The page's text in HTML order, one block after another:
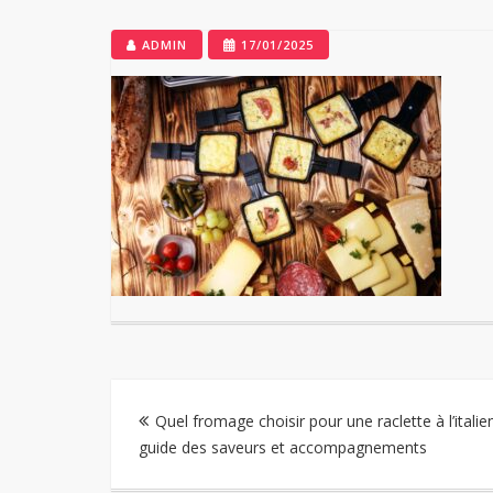
ADMIN 17/01/2025
Navigation
de
Quel fromage choisir pour une raclette à
guide des saveurs et accompagnements